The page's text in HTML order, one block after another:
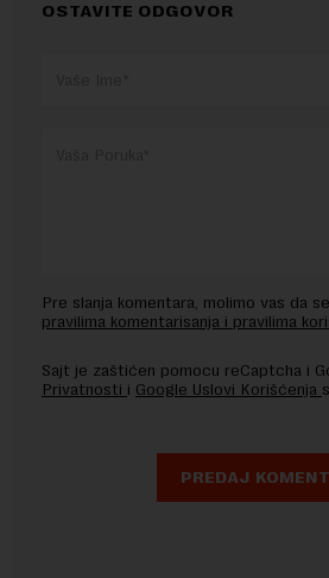
OSTAVITE ODGOVOR
Pre slanja komentara, molimo vas da
pravilima komentarisanja i pravilima
Sajt je zaštićen pomocu reCaptcha i
Privatnosti i Google Uslovi Korišćenja